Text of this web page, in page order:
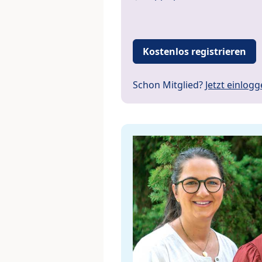
Kostenlos registrieren
Schon Mitglied? Jetzt